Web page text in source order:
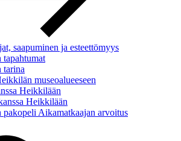
saapuminen ja esteettömyys
tarina
museoalueeseen
Heikkilään
Heikkilään
Aikamatkaajan arvoitus